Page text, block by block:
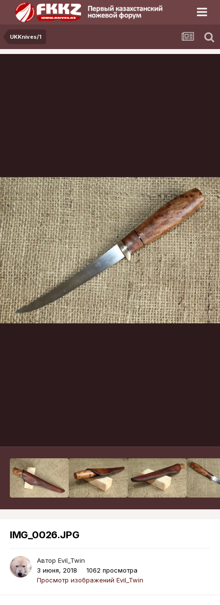
UKKnives/1
IMG_0026.JPG
Автор Evil_Twin
3 июня, 2018
1062 просмотра
Просмотр изображений Evil_Twin